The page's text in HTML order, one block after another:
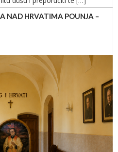
NAD HRVATIMA POUNJA –